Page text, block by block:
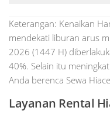
Keterangan: Kenaikan
mendekati liburan arus
2026 (1447 H)
40%. Selain itu
Anda berenca Sewa
Layanan Rental